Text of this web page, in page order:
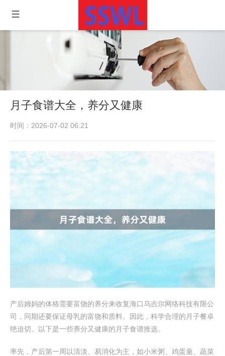
月子食谱大全，养分又健康
时间：2026-07-02 06:21
产后姆妈的体格需要富饶的养分来收复海口乌吉尔网络科技有限公
司，同期还要保证母乳的富饶和质料。因此，科学合理的月子餐卓
绝迫切。以下是一些养分又健康的月子食谱推选。
率先，产后第一周以清淡、易消化为主，如小米粥、鸡蛋羹、蔬菜